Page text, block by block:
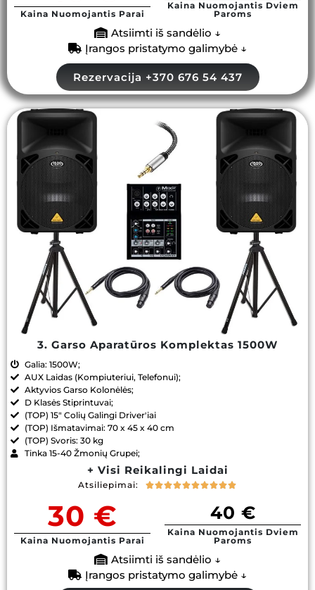
Kaina Nuomojantis Parai
Kaina Nuomojantis Dviem
Paroms
Atsiimti iš sandėlio ↓
Įrangos pristatymo galimybė ↓
Rezervacija +370 676 54 437
3. Garso Aparatūros Komplektas 1500W
Galia: 1500W;
AUX Laidas (Kompiuteriui, Telefonui);
Aktyvios Garso Kolonėlės;
D Klasės Stiprintuvai;
(TOP) 15" Colių Galingi Driver'iai
(TOP) Išmatavimai: 70 x 45 x 40 cm
(TOP) Svoris: 30 kg
Tinka 15-40 Žmonių Grupei;
+ Visi Reikalingi Laidai
Atsiliepimai: 
30 €
Kaina Nuomojantis Parai
40 €
Kaina Nuomojantis Dviem
Paroms
Atsiimti iš sandėlio ↓
Įrangos pristatymo galimybė ↓